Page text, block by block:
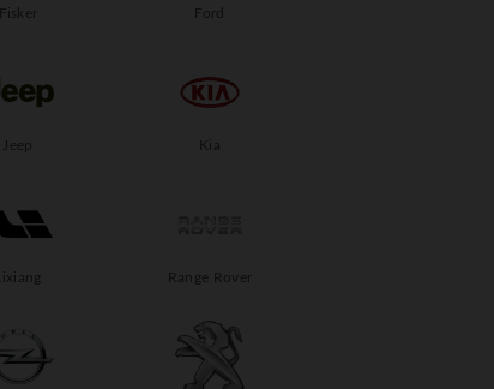
Fisker Ford
Jeep Kia
Lixiang Range Rover